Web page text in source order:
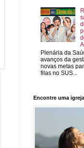
Plenária da
avanços da
novas metas
filas no SUS...
Encontre uma igreja